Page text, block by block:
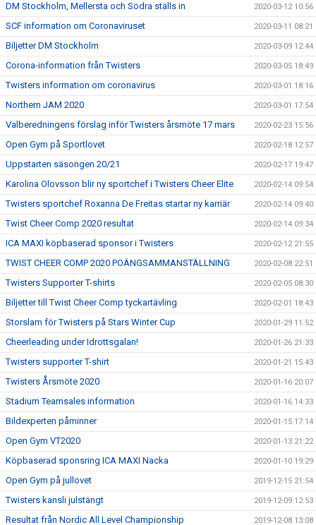
DM Stockholm, Mellersta och Södra ställs in 2020-03-12 10:56
SCF information om Coronaviruset 2020-03-11 08:21
Biljetter DM Stockholm 2020-03-09 12:44
Corona-information från Twisters 2020-03-05 18:49
Twisters information om coronavirus 2020-03-01 18:16
Northern JAM 2020 2020-03-01 17:54
Valberedningens förslag inför Twisters årsmöte 17 mars 2020-02-23 15:56
Open Gym på Sportlovet 2020-02-18 12:57
Uppstarten säsongen 20/21 2020-02-17 19:47
Karolina Olovsson blir ny sportchef i Twisters Cheer Elite 2020-02-14 09:54
Twisters sportchef Roxanna De Freitas startar ny karriär 2020-02-14 09:40
Twist Cheer Comp 2020 resultat 2020-02-14 09:34
ICA MAXI köpbaserad sponsor i Twisters 2020-02-12 21:55
TWIST CHEER COMP 2020 POÄNGSAMMANSTÄLLNING 2020-02-08 22:51
Twisters Supporter T-shirts 2020-02-05 08:30
Biljetter till Twist Cheer Comp tyckartävling 2020-02-01 18:43
Storslam för Twisters på Stars Winter Cup 2020-01-29 11:52
Cheerleading under Idrottsgalan! 2020-01-26 21:33
Twisters supporter T-shirt 2020-01-21 15:43
Twisters Årsmöte 2020 2020-01-16 20:07
Stadium Teamsales information 2020-01-16 14:33
Bildexperten påminner 2020-01-15 17:14
Open Gym VT2020 2020-01-13 21:22
Köpbaserad sponsring ICA MAXI Nacka 2020-01-10 19:29
Open Gym på jullovet 2019-12-15 21:54
Twisters kansli julstängt 2019-12-09 12:53
Resultat från Nordic All Level Championship 2019-12-08 13:08